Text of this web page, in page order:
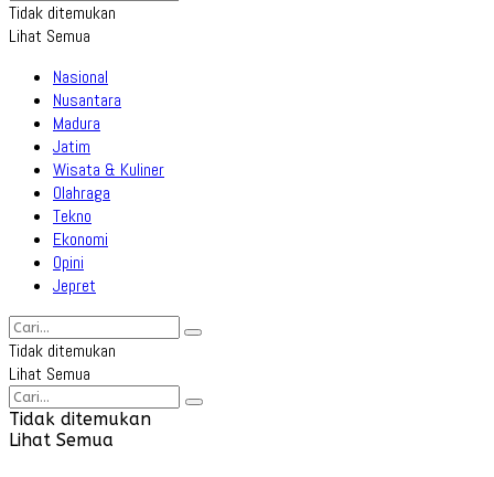
Tidak ditemukan
Lihat Semua
Nasional
Nusantara
Madura
Jatim
Wisata & Kuliner
Olahraga
Tekno
Ekonomi
Opini
Jepret
Tidak ditemukan
Lihat Semua
Tidak ditemukan
Lihat Semua